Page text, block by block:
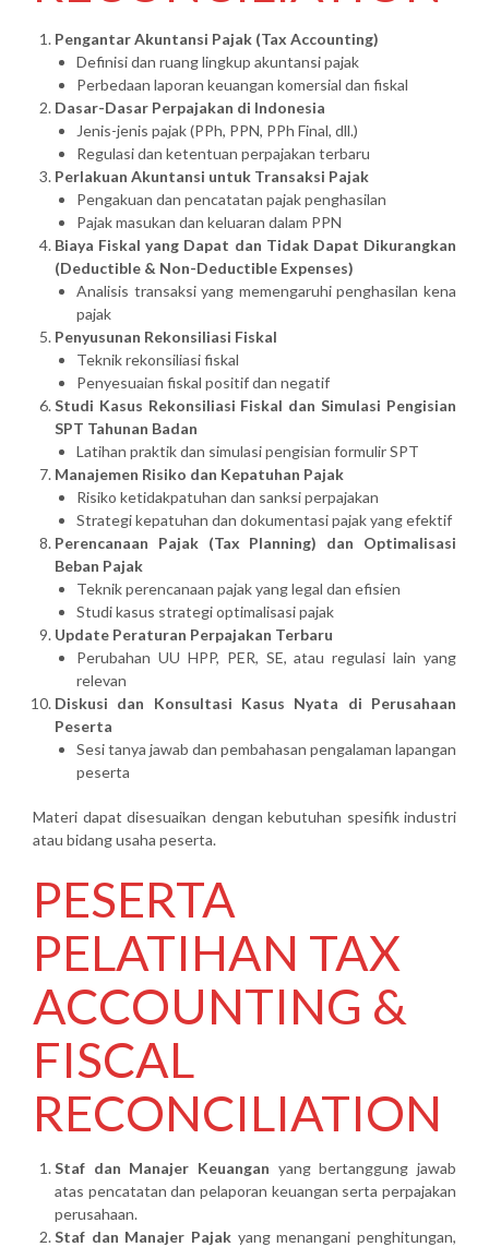
Pengantar Akuntansi Pajak (Tax Accounting)
Definisi dan ruang lingkup akuntansi pajak
Perbedaan laporan keuangan komersial dan fiskal
Dasar-Dasar Perpajakan di Indonesia
Jenis-jenis pajak (PPh, PPN, PPh Final, dll.)
Regulasi dan ketentuan perpajakan terbaru
Perlakuan Akuntansi untuk Transaksi Pajak
Pengakuan dan pencatatan pajak penghasilan
Pajak masukan dan keluaran dalam PPN
Biaya Fiskal yang Dapat dan Tidak Dapat Dikurangkan
(Deductible & Non-Deductible Expenses)
Analisis transaksi yang memengaruhi penghasilan kena
pajak
Penyusunan Rekonsiliasi Fiskal
Teknik rekonsiliasi fiskal
Penyesuaian fiskal positif dan negatif
Studi Kasus Rekonsiliasi Fiskal dan Simulasi Pengisian
SPT Tahunan Badan
Latihan praktik dan simulasi pengisian formulir SPT
Manajemen Risiko dan Kepatuhan Pajak
Risiko ketidakpatuhan dan sanksi perpajakan
Strategi kepatuhan dan dokumentasi pajak yang efektif
Perencanaan Pajak (Tax Planning) dan Optimalisasi
Beban Pajak
Teknik perencanaan pajak yang legal dan efisien
Studi kasus strategi optimalisasi pajak
Update Peraturan Perpajakan Terbaru
Perubahan UU HPP, PER, SE, atau regulasi lain yang
relevan
Diskusi dan Konsultasi Kasus Nyata di Perusahaan
Peserta
Sesi tanya jawab dan pembahasan pengalaman lapangan
peserta
Materi dapat disesuaikan dengan kebutuhan spesifik industri
atau bidang usaha peserta.
PESERTA
PELATIHAN TAX
ACCOUNTING &
FISCAL
RECONCILIATION
Staf dan Manajer Keuangan yang bertanggung jawab
atas pencatatan dan pelaporan keuangan serta perpajakan
perusahaan.
Staf dan Manajer Pajak yang menangani penghitungan,